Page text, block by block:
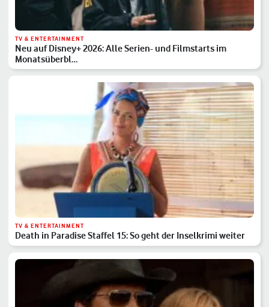
TV & ENTERTAINMENT
Neu auf Disney+ 2026: Alle Serien- und Filmstarts im
Monatsüberbl…
TV & ENTERTAINMENT
Death in Paradise Staffel 15: So geht der Inselkrimi weiter